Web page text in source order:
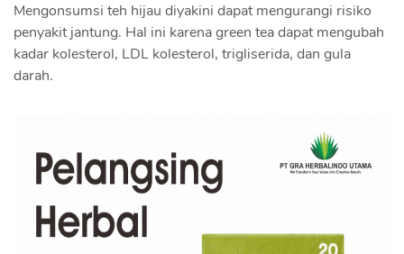
Mengonsumsi teh hijau diyakini dapat mengurangi risiko
penyakit jantung. Hal ini karena green tea dapat mengubah
kadar kolesterol, LDL kolesterol, trigliserida, dan gula
darah.